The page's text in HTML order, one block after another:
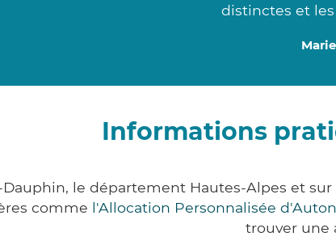
distinctes et
Informations
le département Hautes-Alpes et
comme l'Allocation Personnalisée
trouver une